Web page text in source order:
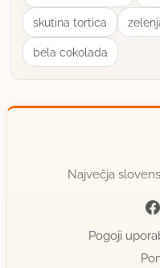
skutina tortica
bela cokolada
Največja
Pogoji